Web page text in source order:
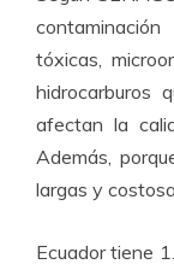
tóxicas,
hidrocarburos
afectan la
Además,
largas y
Ecuador tiene